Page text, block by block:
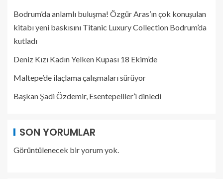
Bodrum’da anlamlı buluşma! Özgür Aras’ın çok konuşulan
kitabı yeni baskısını Titanic Luxury Collection Bodrum’da
kutladı
Deniz Kızı Kadın Yelken Kupası 18 Ekim’de
Maltepe’de ilaçlama çalışmaları sürüyor
Başkan Şadi Özdemir, Esentepeliler’i dinledi
SON YORUMLAR
Görüntülenecek bir yorum yok.